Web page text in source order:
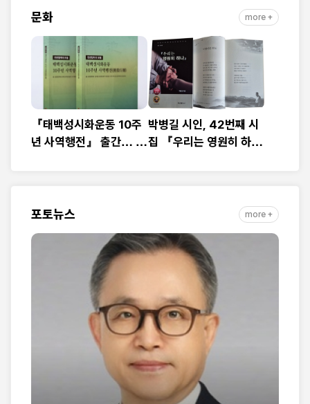
문화 more +
『태백성시화운동 10주
년 사역행전』 출간… 교
박병길 시인, 42번째 시
집 『우리는 영원히 하
포토뉴스 more +